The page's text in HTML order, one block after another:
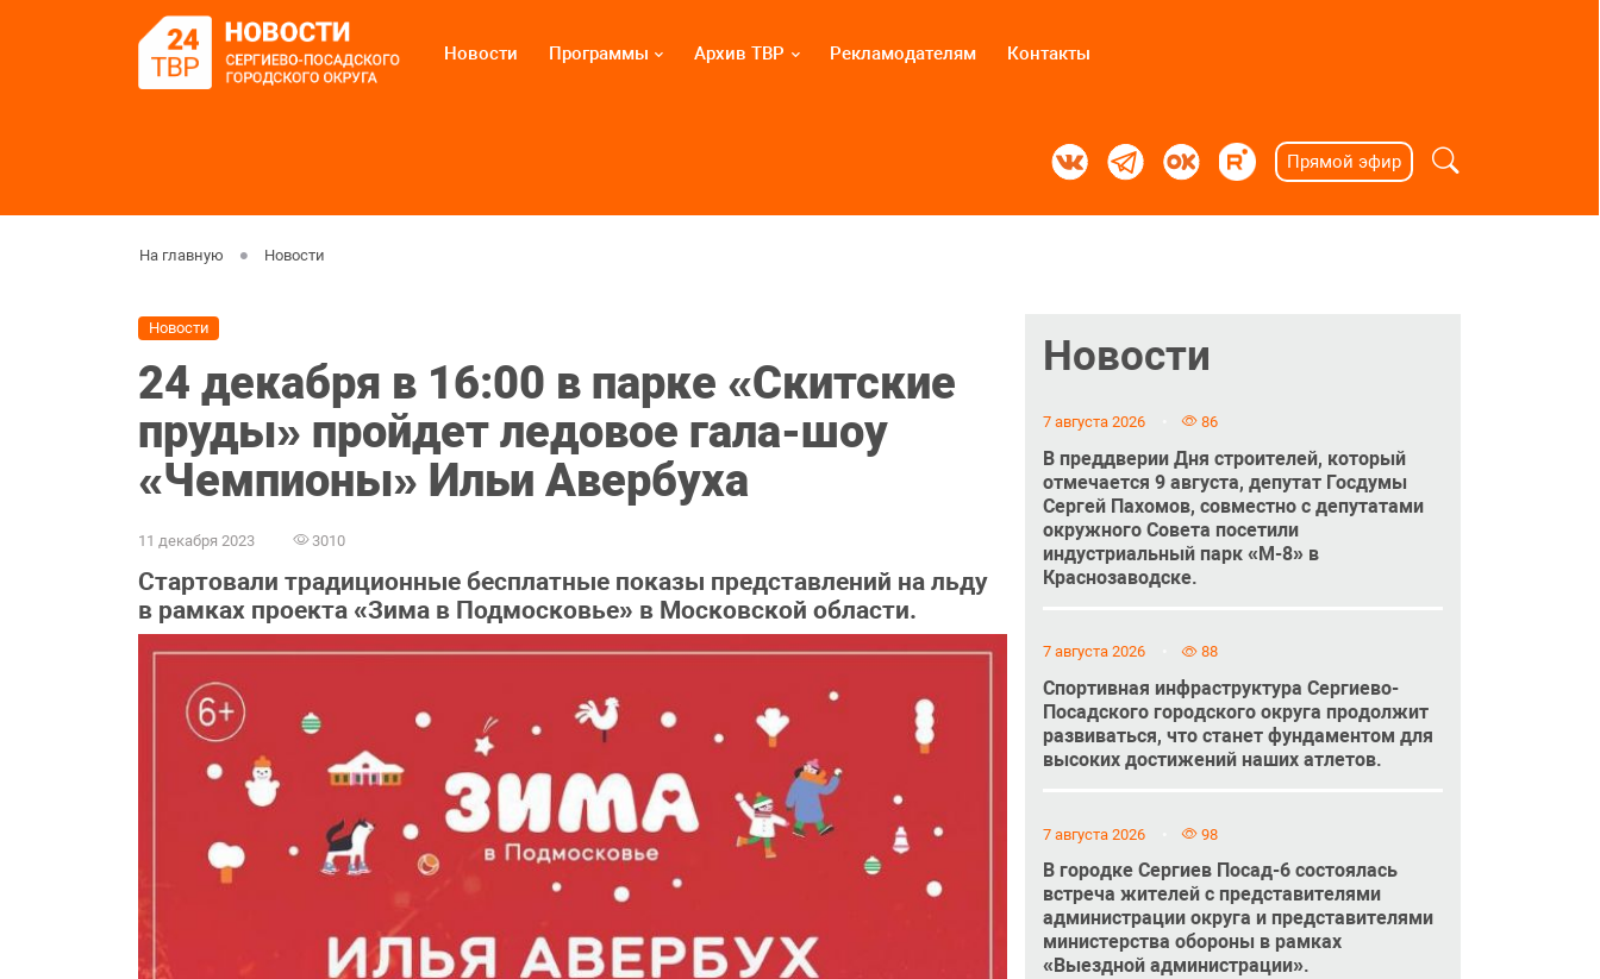
Новости Программы Архив ТВР Рекламодателям Контакты
Прямой эфир
На главную Новости
Новости
24 декабря в 16:00 в парке «Скитские
пруды» пройдет ледовое гала-шоу
«Чемпионы» Ильи Авербуха
11 декабря 2023 3010
Стартовали традиционные бесплатные показы представлений на льду
в рамках проекта «Зима в Подмосковье» в Московской области.
Новости
7 августа 2026 86
В преддверии Дня строителей, который
отмечается 9 августа, депутат Госдумы
Сергей Пахомов, совместно с депутатами
окружного Совета посетили
индустриальный парк «М-8» в
Краснозаводске.
7 августа 2026 88
Спортивная инфраструктура Сергиево-
Посадского городского округа продолжит
развиваться, что станет фундаментом для
высоких достижений наших атлетов.
7 августа 2026 98
В городке Сергиев Посад-6 состоялась
встреча жителей с представителями
администрации округа и представителями
министерства обороны в рамках
«Выездной администрации».